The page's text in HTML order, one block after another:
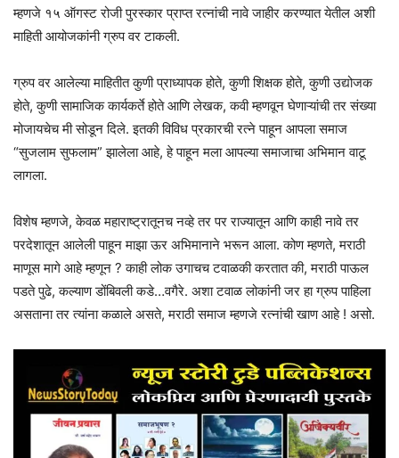
म्हणजे १५ ऑगस्ट रोजी पुरस्कार प्राप्त रत्नांची नावे जाहीर करण्यात येतील अशी
माहिती आयोजकांनी ग्रुप वर टाकली.
ग्रुप वर आलेल्या माहितीत कुणी प्राध्यापक होते, कुणी शिक्षक होते, कुणी उद्योजक
होते, कुणी सामाजिक कार्यकर्ते होते आणि लेखक, कवी म्हणवून घेणाऱ्यांची तर संख्या
मोजायचेच मी सोडून दिले. इतकी विविध प्रकारची रत्ने पाहून आपला समाज
“सुजलाम सुफलाम” झालेला आहे, हे पाहून मला आपल्या समाजाचा अभिमान वाटू
लागला.
विशेष म्हणजे, केवळ महाराष्ट्रातूनच नव्हे तर पर राज्यातून आणि काही नावे तर
परदेशातून आलेली पाहून माझा ऊर अभिमानाने भरून आला. कोण म्हणते, मराठी
माणूस मागे आहे म्हणून ? काही लोक उगाचच टवाळकी करतात की, मराठी पाऊल
पडते पुढे, कल्याण डोंबिवली कडे…वगैरे. अशा टवाळ लोकांनी जर हा ग्रुप पाहिला
असताना तर त्यांना कळाले असते, मराठी समाज म्हणजे रत्नांची खाण आहे ! असो.